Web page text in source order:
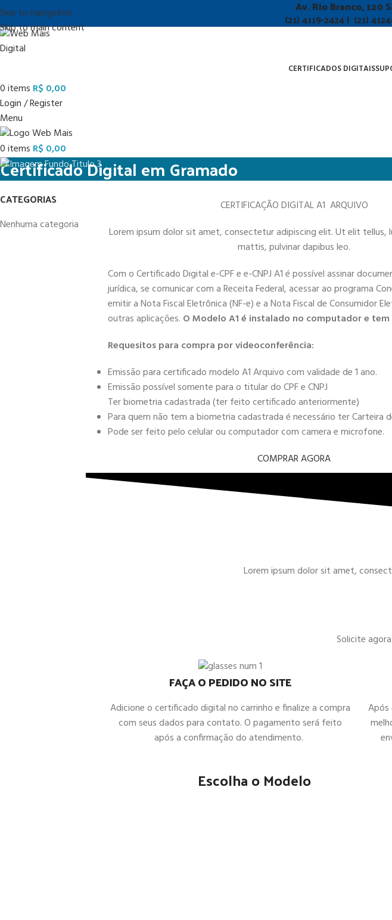
Skip to navigation
Skip to main content
Av. Rio Branco, 120
(21) 4119-2424 | (21)
CERTIFICADOS DIGITAIS
0items R$ 0,00
Login / Register
Menu
0items R$ 0,00
Certificado Digital em Gramado
CATEGORIAS
Nenhuma categoria
CERTIFICAÇÃO DIGITAL A1 ARQUIVO
Lorem ipsum dolor sit amet, consectetur adipiscing elit. Ut elit tellus,
mattis, pulvinar dapibus leo.
Com o Certificado Digital e-CPF e e-CNPJ A1 é possível assinar
jurídica, se comunicar com a Receita Federal, acessar ao programa
emitir a Nota Fiscal Eletrônica (NF-e) e a Nota Fiscal de Consumidor
outras aplicações. O Modelo A1 é instalado no computador e tem
Requesitos para compra por videoconferência:
Emissão para certificado modelo A1 Arquivo com validade de 1 ano.
Emissão possível somente para o titular do CPF e CNPJ
Ter biometria cadastrada (ter feito certificado anteriormente)
Para quem não tem a biometria cadastrada é necessário ter Carteira
Pode ser feito pelo celular ou computador com camera e microfone.
COMPRAR AGORA
Lorem ipsum dolor sit amet,
Solicite
FAÇA O PEDIDO NO SITE
Adicione o certificado digital no carrinho e finalize a compra
com seus dados para contato. O pagamento será feito
após a confirmação do atendimento.
Escolha o Modelo